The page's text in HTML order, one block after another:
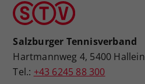
Salzburger Tennisverband
Hartmannweg 4, 5400 Hallein
Tel.: +43 6245 88 300